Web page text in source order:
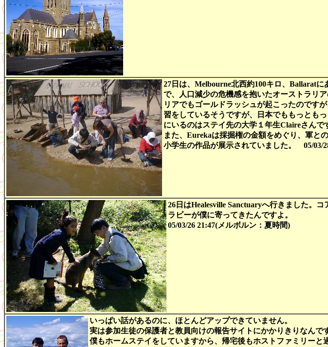
27日は、Melbourne北西約100キロ、Ballarat
で、人口減少の危機感を抱いたオーストラリ
リアでもゴールドラッシュが起こったのです
習をしているそうですが、日本でももっとも
にいるのはステイ先の大学１年生Claireさんで
また、Eurekaは採掘権の金額をめぐり、軍と
小学生の作品が展示されていました。 05/03/
26日はHealesville Sanctuaryへ行きました。
ラビーが僕に寄ってきたんですよ。
05/03/26 21:47(メルボルン：夏時間)
いっぱい話があるのに、ほとんどアップできていません。
実は参加生徒の保護者と教員向けの報告サイトにかかりきりなんで
僕もホームステイをしていますから、帰宅後もホストファミリー